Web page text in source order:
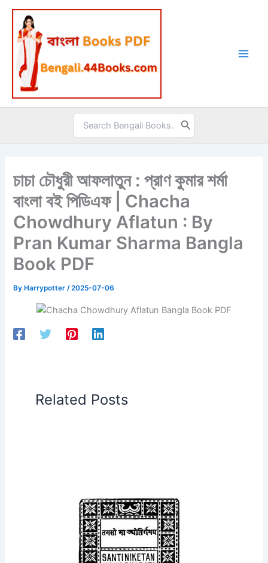
Skip
content
Search
for:
চাচা চৌধুরী আফলাতুন : প্রাণ কুমার শর্মা
বাংলা বই পিডিএফ | Chacha
Chowdhury Aflatun : By
Pran Kumar Sharma Bangla
Book PDF
By Harrypotter/2025-07-06
Related Posts